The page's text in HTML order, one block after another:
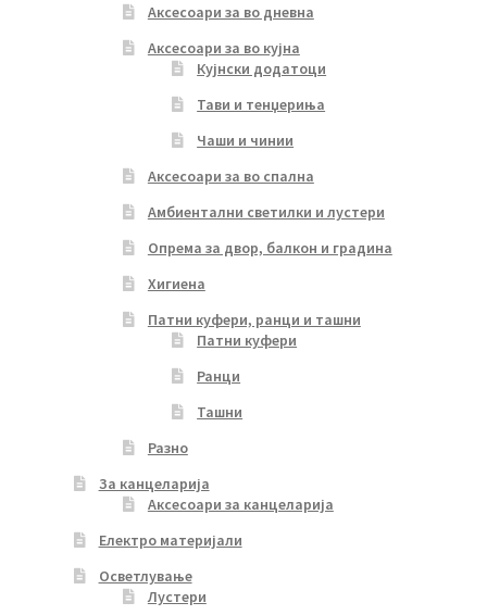
Аксесоари за во дневна
Аксесоари за во кујна
Кујнски додатоци
Тави и тенџериња
Чаши и чинии
Аксесоари за во спална
Амбиентални светилки и лустери
Опрема за двор, балкон и градина
Хигиена
Патни куфери, ранци и ташни
Патни куфери
Ранци
Ташни
Разно
За канцеларија
Аксесоари за канцеларија
Електро материјали
Осветлување
Лустери